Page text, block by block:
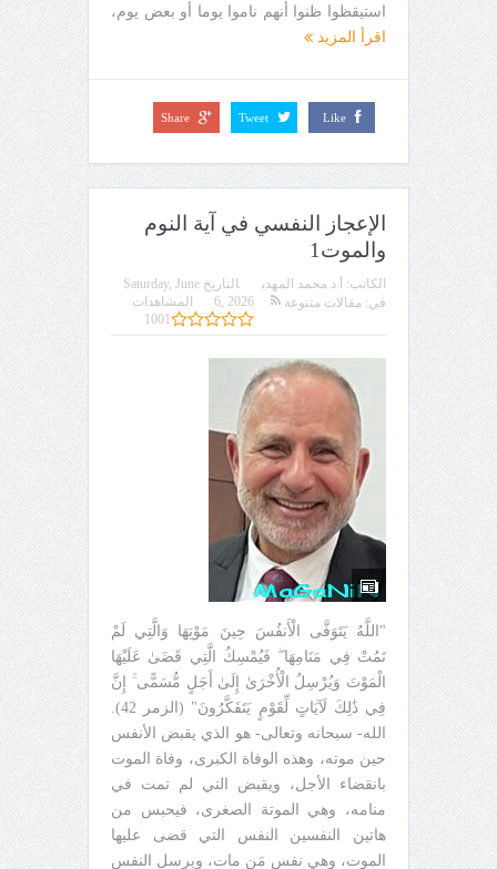
استيقظوا ظنوا أنهم ناموا يوما أو بعض يوم،
اقرأ المزيد
Like
Tweet
Share
الإعجاز النفسي في آية النوم
والموت1
الكاتب: أ.د محمد المهدي التاريخ Saturday, June
6, 2026
في: مقالات متنوعة
المشاهدات
1001
"اللَّهُ يَتَوَفَّى الْأَنفُسَ حِينَ مَوْتِهَا وَالَّتِي لَمْ
تَمُتْ فِي مَنَامِهَا ۖ فَيُمْسِكُ الَّتِي قَضَىٰ عَلَيْهَا
الْمَوْتَ وَيُرْسِلُ الْأُخْرَىٰ إِلَىٰ أَجَلٍ مُّسَمًّى ۚ إِنَّ
فِي ذَٰلِكَ لَآيَاتٍ لِّقَوْمٍ يَتَفَكَّرُونَ" (الزمر 42).
الله- سبحانه وتعالى- هو الذي يقبض الأنفس
حين موته، وهذه الوفاة الكبرى، وفاة الموت
بانقضاء الأجل، ويقبض التي لم تمت في
منامه، وهي الموتة الصغرى، فيحبس من
هاتين النفسين النفس التي قضى عليها
الموت، وهي نفس مَن مات، ويرسل النفس